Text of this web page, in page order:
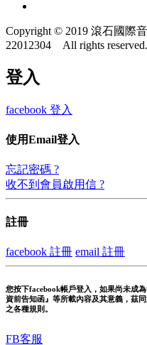
Copyright © 2019 滾石國際
22012304 All rights reserved.
登入
facebook 登入
使用Email登入
忘記密碼 ?
收不到會員啟用信 ?
註冊
facebook 註冊 email 註冊
您按下facebook帳戶登入，如果尚未成
資前告知函』等所載內容及其意義，茲
之各種規則。
FB客服